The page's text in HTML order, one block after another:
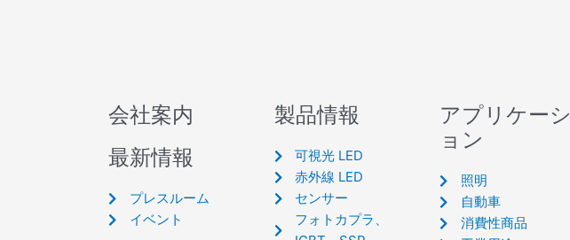
会社案内
最新情報
プレスルーム
イベント
製品情報
可視光 LED
赤外線 LED
センサー
フォトカプラ、
アプリケーシ
ョン
照明
自動車
消費性商品